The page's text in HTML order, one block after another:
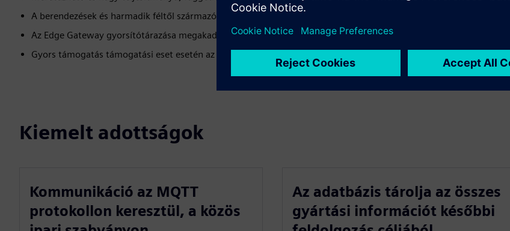
A berendezések és harmadik féltől származó rendszerek gyorsabb integrációja, ezáltal csökkentve a leállási időt
Az Edge Gateway gyorsítótárazása megakadályozza az adatvesztést csatlakozási problémák esetén
Gyors támogatás támogatási eset esetén az átjáró rendszerhez való hozzáférésnek köszönhetően
Kiemelt adottságok
Kommunikáció az MQTT
protokollon keresztül, a közös
Az adatbázis tárolja az összes
gyártási információt későbbi